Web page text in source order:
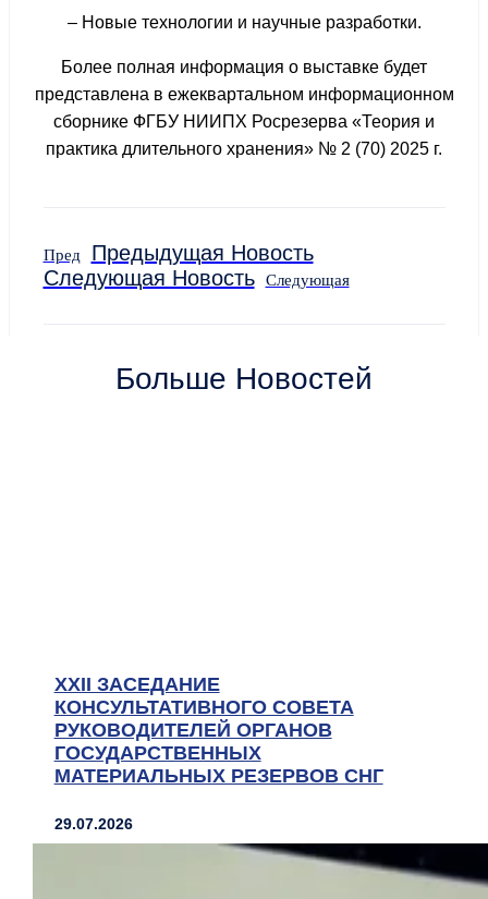
– Новые технологии и научные разработки.
Более полная информация о выставке будет
представлена в ежеквартальном информационном
сборнике ФГБУ НИИПХ Росрезерва «Теория и
практика длительного хранения» № 2 (70) 2025 г.
Пред
Предыдущая Новость
Следующая Новость
Следующая
Больше Новостей
XXII ЗАСЕДАНИЕ
КОНСУЛЬТАТИВНОГО СОВЕТА
РУКОВОДИТЕЛЕЙ ОРГАНОВ
ГОСУДАРСТВЕННЫХ
МАТЕРИАЛЬНЫХ РЕЗЕРВОВ СНГ
29.07.2026